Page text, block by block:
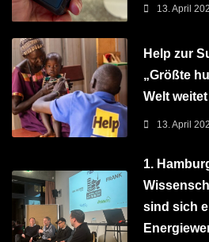
13. April
Help zur
„Größte
Welt
13. April
1.
sind sich